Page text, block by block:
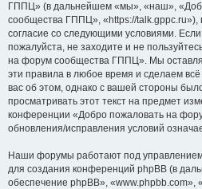
ГППЦ» (в дальнейшем «мы», «наш»,
сообщества ГППЦ», «https://talk.gppc.ru»),
согласие со следующими условиями.
пожалуйста, не заходите и не
на форум сообщества ГППЦ». Мы
эти правила в любое время и сделаем
вас об этом, однако с вашей стороны
просматривать этот текст на предмет
конференции «Добро пожаловать на
обновления/исправления условий
Наши форумы работают под
для создания конференций phpBB (в
обеспечение phpBB», «www.phpbb.com»,